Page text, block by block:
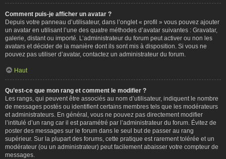
Comment puis-je afficher un avatar ?
Depuis votre panneau d’utilisateur, dans l’onglet « profil » vous pouvez ajouter
un avatar en utilisant l’une des quatre méthodes d’avatar suivantes : Gravatar,
galerie, distant ou importé. L’administrateur du forum peut activer ou non les
avatars et décider de la manière dont ils sont mis à disposition. Si vous ne
pouvez pas utiliser d’avatar, contactez un administrateur du forum.
Haut
Qu’est-ce que mon rang et comment le modifier ?
Les rangs, qui peuvent être associés au nom d’utilisateur, indiquent le nombre
de messages postés ou identifient certains membres tels que les modérateurs
et administrateurs. En général, vous ne pouvez pas directement modifier
l’intitulé d’un rang car il est paramétré par l’administrateur du forum. Évitez de
poster des messages sur le forum dans le seul but de passer au rang
supérieur. Sur la plupart des forums, cette pratique est rarement tolérée et un
modérateur (ou un administrateur) peut facilement abaisser votre compteur de
messages.